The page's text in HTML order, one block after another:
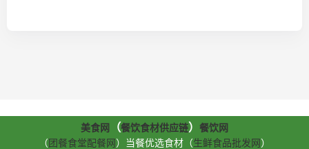
美食网 （餐饮食材供应链）
餐饮网
（ 团餐食堂配餐网 ）当餐优选食材（生鲜食品批发网 ）